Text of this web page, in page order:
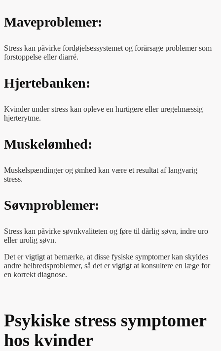
Maveproblemer:
Stress kan påvirke fordøjelsessystemet og forårsage problemer som
forstoppelse eller diarré.
Hjertebanken:
Kvinder under stress kan opleve en hurtigere eller uregelmæssig
hjerterytme.
Muskelømhed:
Muskelspændinger og ømhed kan være et resultat af langvarig
stress.
Søvnproblemer:
Stress kan påvirke søvnkvaliteten og føre til dårlig søvn, indre uro
eller urolig søvn.
Det er vigtigt at bemærke, at disse fysiske symptomer kan skyldes
andre helbredsproblemer, så det er vigtigt at konsultere en læge for
en korrekt diagnose.
Psykiske stress symptomer
hos kvinder